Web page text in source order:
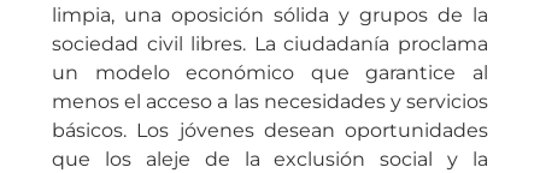
limpia, una oposición sólida y grupos de la
sociedad civil libres. La ciudadanía proclama
un modelo económico que garantice al
menos el acceso a las necesidades y servicios
básicos. Los jóvenes desean oportunidades
que los aleje de la exclusión social y la